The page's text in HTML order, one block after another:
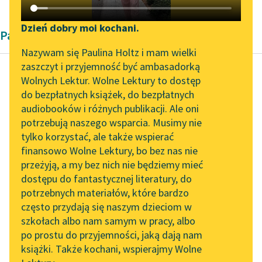
Katalog DAISY
Podkasty o książkach
Zgłoś brak utworu
Aktualności
Spotkanie z Katarzyną
Tunkiel w Oslo
Wolne Lektury na 32.
Pol’and’Rock Festivalu
„Kochanek Lady
Chatterley” do słuchania
na Wolnych Lekturach
Nowy audiobook –
„Marzenie o Oriencie”
Sophie Elkan
Kolekcja Nadwyraz.com x
Narzędzia
Mapa Wolnych Lektur
Leśmianator
Przewodnik dla piszących i
czytających
API
OAI-PMH
Widget Wolnych Lektur
Przypisy
Dzień dobry moi kochani.
Nazywam się Paulina Holtz i mam wielki
zaszczyt i przyjemność być ambasadorką
Wolnych Lektur. Wolne Lektury to dostęp
do bezpłatnych książek, do bezpłatnych
audiobooków i różnych publikacji. Ale oni
potrzebują naszego wsparcia. Musimy nie
tylko korzystać, ale także wspierać
finansowo Wolne Lektury, bo bez nas nie
przeżyją, a my bez nich nie będziemy mieć
dostępu do fantastycznej literatury, do
potrzebnych materiałów, które bardzo
często przydają się naszym dzieciom w
szkołach albo nam samym w pracy, albo
po prostu do przyjemności, jaką dają nam
książki. Także kochani, wspierajmy Wolne
Pamiętnik
Maria Konopnicka
Wrażenia z podróży
Naraz powiał wiatr
wschodni. Zaszumiały
dąbrowy podleśne,
przerzucone gajem
młodym, puszczającym
się tu, to tam...
Czytaj więcej